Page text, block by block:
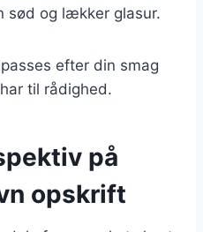
sød og lækker glasur.
efter din smag
til rådighed.
på
opskrift